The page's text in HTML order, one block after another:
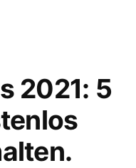
2021: 5